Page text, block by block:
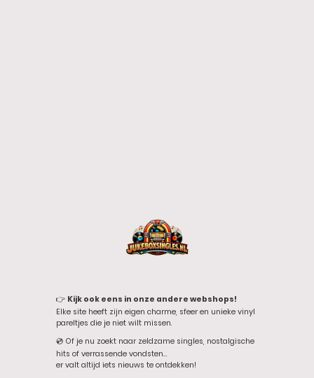
👉 Kijk ook eens in onze andere webshops!
Elke site heeft zijn eigen charme, sfeer en unieke vinyl
pareltjes die je niet wilt missen.
💿 Of je nu zoekt naar zeldzame singles, nostalgische
hits of verrassende vondsten…
er valt altijd iets nieuws te ontdekken!